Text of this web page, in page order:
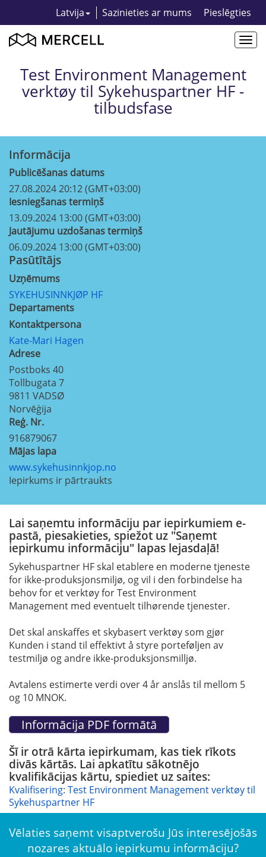
Latvija Sazinieties ar mums Pieslēgties
Test Environment Management
verktøy til Sykehuspartner HF -
tilbudsfase
Informācija
Publicēšanas datums
27.08.2024 20:12 (GMT+03:00)
Iesniegšanas termiņš
13.09.2024 13:00 (GMT+03:00)
Jautājumu uzdošanas termiņš
06.09.2024 13:00 (GMT+03:00)
Pasūtītājs
Uzņēmums
SYKEHUSINNKJØP HF
Departaments
Kontaktpersona
Kate-Mari Hagen
Adrese
Postboks 40
Tollbugata 7
9811 VADSØ
Norvēģija
Reģ. Nr.
916879067
Mājas lapa
www.sykehusinnkjop.no
Iepirkums ir pārtraukts
Lai saņemtu informāciju par iepirkumiem e-
pastā, piesakieties, spiežot uz "Saņemt
iepirkumu informāciju" lapas lejasdaļā!
Sykehuspartner HF skal etablere en moderne tjeneste
for ikke-produksjonsmiljø, og vil i den forbindelse ha
behov for et verktøy for Test Environment
Management med eventuelt tilhørende tjenester.
Det skal anskaffes et skybasert verktøy som gjør
Kunden i stand til effektivt å styre porteføljen av
testmiljø og andre ikke-produksjonsmilljø.
Avtalens estimerte verdi over 4 år anslås til mellom 5
og 10 MNOK.
Šī ir otrā kārta iepirkumam, kas tiek rīkots
divās kārtās. Lai apkatītu sākotnējo
kvalifikācijas kārtu, spiediet uz saites:
Kvalifisering: Test Environment Management verktøy til
Sykehuspartner HF
Vēlaties saņemt visaptverošu Jūs interesējošās
nozares aktuālo iepirkumu informāciju?